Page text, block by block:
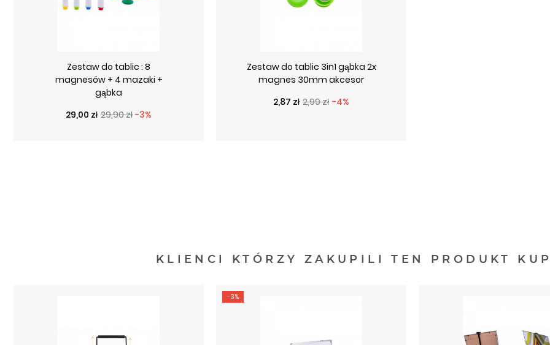
Zestaw do tablic : 8
magnesów + 4 mazaki +
gąbka
Cena podstawowa
29,90 zł -3%
Cena
29,00 zł
Zestaw do tablic 3in1 gąbka 2x
magnes 30mm akcesor
Cena podstawowa
2,99 zł -4%
Cena
2,87 zł
KLIENCI KTÓRZY ZAKUPILI TEN PRODUKT
-3%